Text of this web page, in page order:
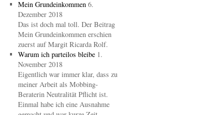
Mein Grundeinkommen 6.
Dezember 2018
Das ist doch mal toll. Der Beitrag
Mein Grundeinkommen erschien
zuerst auf Margit Ricarda Rolf.
Warum ich parteilos bleibe 1.
November 2018
Eigentlich war immer klar, dass zu
meiner Arbeit als Mobbing-
Beraterin Neutralität Pflicht ist.
Einmal habe ich eine Ausnahme